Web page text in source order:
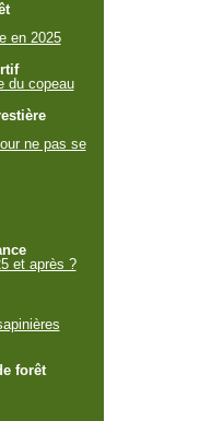
en 2025
du copeau
ne pas se
et après ?
forêt